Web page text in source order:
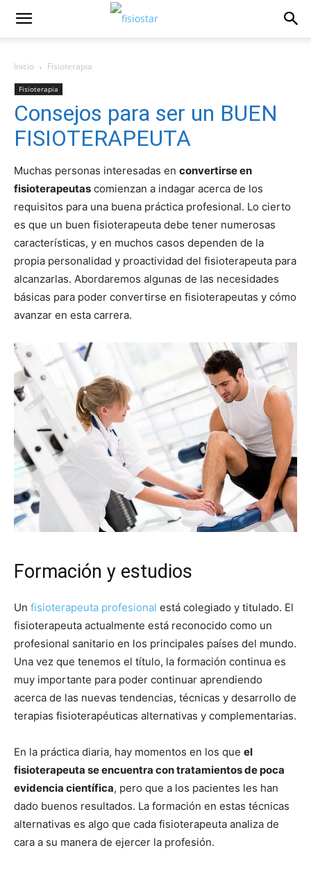
Inicio Fisioterapia
Fisioterapia
Consejos para ser un BUEN
FISIOTERAPEUTA
Muchas personas interesadas en convertirse en
fisioterapeutas comienzan a indagar acerca de los
requisitos para una buena práctica profesional. Lo cierto
es que un buen fisioterapeuta debe tener numerosas
características, y en muchos casos dependen de la
propia personalidad y proactividad del fisioterapeuta para
alcanzarlas. Abordaremos algunas de las necesidades
básicas para poder convertirse en fisioterapeutas y cómo
avanzar en esta carrera.
Formación y estudios
Un fisioterapeuta profesional está colegiado y titulado. El
fisioterapeuta actualmente está reconocido como un
profesional sanitario en los principales países del mundo.
Una vez que tenemos el título, la formación continua es
muy importante para poder continuar aprendiendo
acerca de las nuevas tendencias, técnicas y desarrollo de
terapias fisioterapéuticas alternativas y complementarias.
En la práctica diaria, hay momentos en los que el
fisioterapeuta se encuentra con tratamientos de poca
evidencia científica, pero que a los pacientes les han
dado buenos resultados. La formación en estas técnicas
alternativas es algo que cada fisioterapeuta analiza de
cara a su manera de ejercer la profesión.